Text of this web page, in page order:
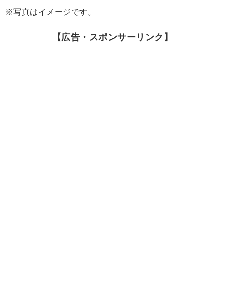
※写真はイメージです。
【広告・スポンサーリンク】